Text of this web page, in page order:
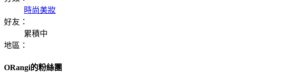
時尚美妝
好友：
累積中
地區：
ORangi的粉絲團